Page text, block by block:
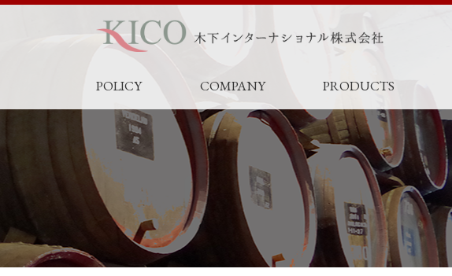
POLICY COMPANY PRODUCTS